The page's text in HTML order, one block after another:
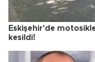
Eskişehir'de
kesildi!